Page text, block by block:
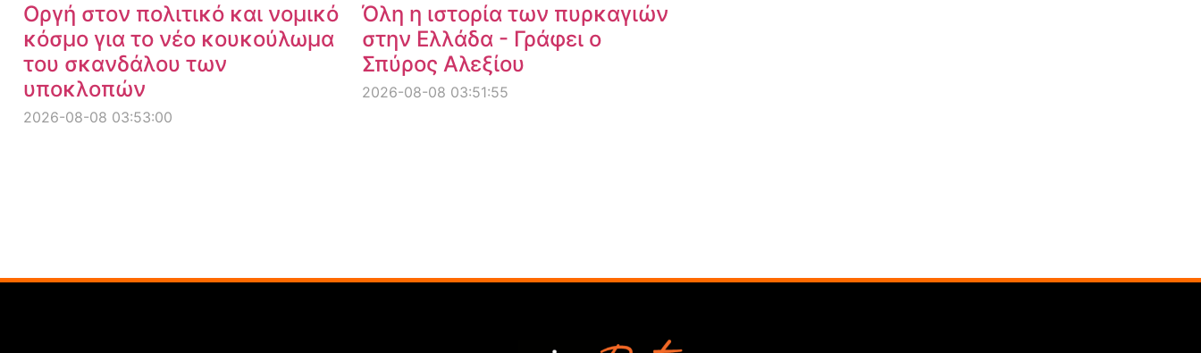
Οργή στον πολιτικό και νομικό
κόσμο για το νέο κουκούλωμα
του σκανδάλου των
υποκλοπών
2026-08-08 03:53:00
Όλη η ιστορία των πυρκαγιών
στην Ελλάδα - Γράφει ο
Σπύρος Αλεξίου
2026-08-08 03:51:55